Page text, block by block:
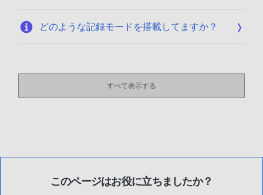
どのような記録モードを搭載してますか？
すべて表示する
このページはお役に立ちましたか？